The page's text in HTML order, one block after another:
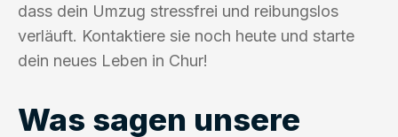
dass dein Umzug stressfrei und reibungslos
verläuft. Kontaktiere sie noch heute und starte
dein neues Leben in Chur!
Was sagen unsere